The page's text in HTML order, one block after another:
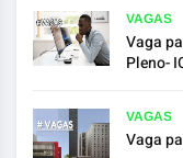
VAGAS
Vaga
Pleno-
VAGAS
Vaga